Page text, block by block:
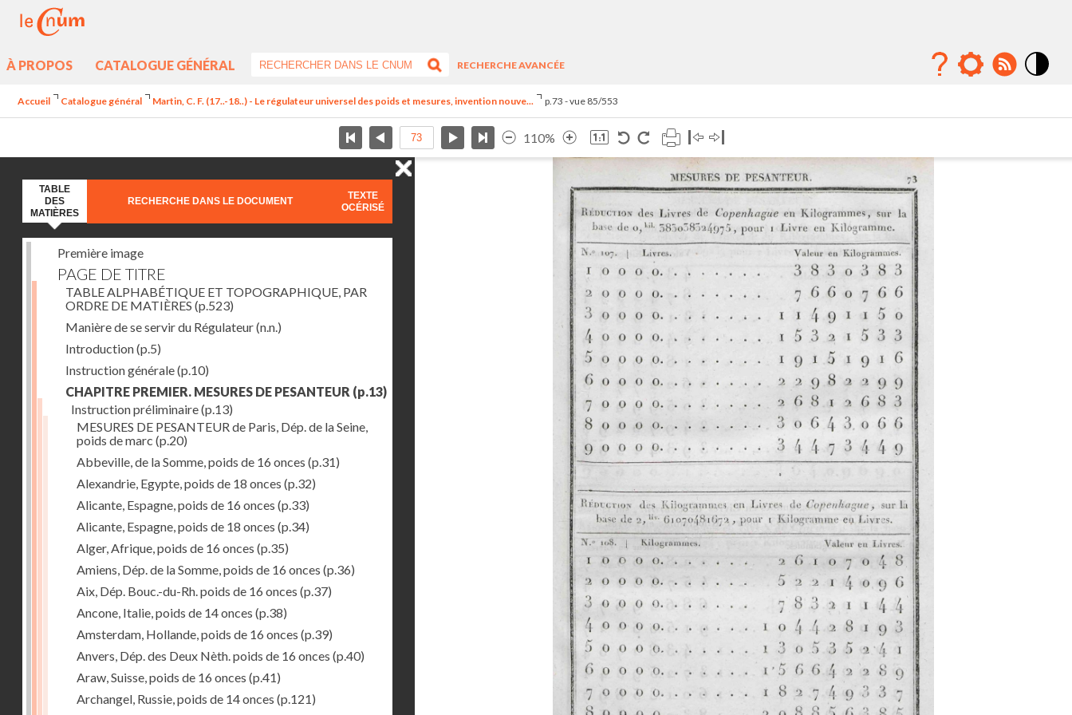
À PROPOS CATALOGUE GÉNÉRAL
RECHERCHE AVANCÉE
Accueil Catalogue général Martin, C. F. (17..-18..) - Le régulateur universel des poids et mesures, invention nouve... p.73 - vue 85/553
110%
TABLE
DES
MATIÈRES
RECHERCHE DANS LE DOCUMENT
TEXTE
OCÉRISÉ
Première image
PAGE DE TITRE
TABLE ALPHABÉTIQUE ET TOPOGRAPHIQUE, PAR
ORDRE DE MATIÈRES (p.523)
Manière de se servir du Régulateur(n.n.)
Introduction(p.5)
Instruction générale(p.10)
CHAPITRE PREMIER. MESURES DE PESANTEUR (p.13)
Instruction préliminaire(p.13)
MESURES DE PESANTEUR de Paris, Dép. de la Seine,
poids de marc (p.20)
Abbeville, de la Somme, poids de 16 onces (p.31)
Alexandrie, Egypte, poids de 18 onces (p.32)
Alicante, Espagne, poids de 16 onces (p.33)
Alicante, Espagne, poids de 18 onces (p.34)
Alger, Afrique, poids de 16 onces (p.35)
Amiens, Dép. de la Somme, poids de 16 onces (p.36)
Aix, Dép. Bouc.-du-Rh. poids de 16 onces (p.37)
Ancone, Italie, poids de 14 onces (p.38)
Amsterdam, Hollande, poids de 16 onces (p.39)
Anvers, Dép. des Deux Nèth. poids de 16 onces (p.40)
Araw, Suisse, poids de 16 onces (p.41)
Archangel, Russie, poids de 14 onces (p.121)